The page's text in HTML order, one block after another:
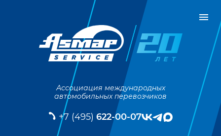
Ассоциация международных
автомобильных перевозчиков
+7 (495) 622-00-07